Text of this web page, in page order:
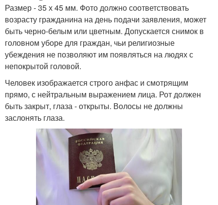
Размер - 35 х 45 мм. Фото должно соответствовать
возрасту гражданина на день подачи заявления, может
быть черно-белым или цветным. Допускается снимок в
головном уборе для граждан, чьи религиозные
убеждения не позволяют им появляться на людях с
непокрытой головой.
Человек изображается строго анфас и смотрящим
прямо, с нейтральным выражением лица. Рот должен
быть закрыт, глаза - открыты. Волосы не должны
заслонять глаза.